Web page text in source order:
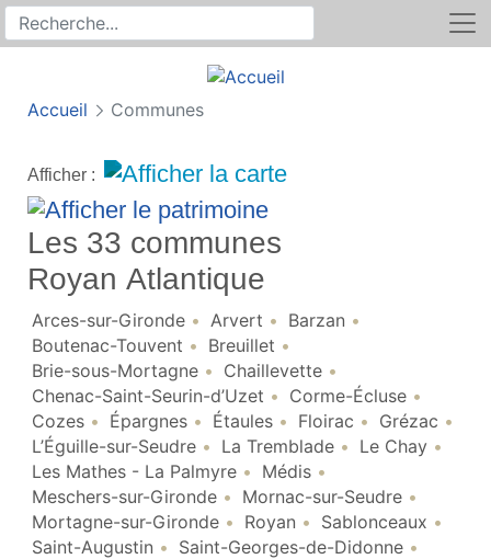
Recherche sur le site
Rechercher
Accueil Communes
Afficher :
Les 33 communes
Royan Atlantique
Arces-sur-Gironde Arvert
Barzan
Boutenac-Touvent
Breuillet
Brie-sous-Mortagne
Chaillevette
Chenac-Saint-Seurin-d’Uzet
Corme-Écluse
Cozes
Épargnes Étaules Floirac
Grézac
L’Éguille-sur-Seudre
La Tremblade
Le Chay
Les Mathes - La Palmyre
Médis
Meschers-sur-Gironde
Mornac-sur-Seudre
Mortagne-sur-Gironde
Royan
Sablonceaux
Saint-Augustin
Saint-Georges-de-Didonne